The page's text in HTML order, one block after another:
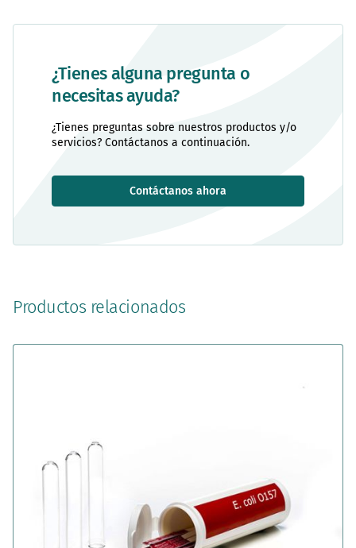
¿Tienes alguna pregunta o
necesitas ayuda?
¿Tienes preguntas sobre nuestros productos y/o
servicios? Contáctanos a continuación.
Contáctanos ahora
Productos relacionados